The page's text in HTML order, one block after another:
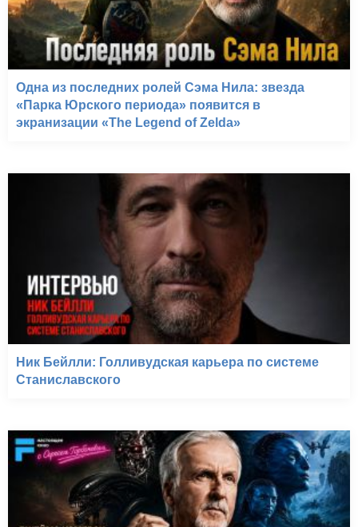
Одна из последних ролей Сэма Нила: звезда
«Парка Юрского периода» появится в
экранизации «The Legend of Zelda»
Ник Бейлли: Голливудская карьера по системе
Станиславского